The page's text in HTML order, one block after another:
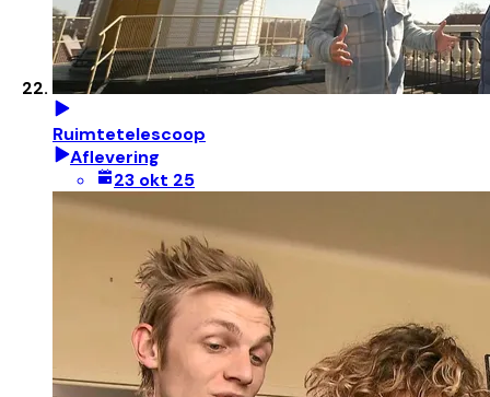
Ruimtetelescoop
Aflevering
23 okt 25